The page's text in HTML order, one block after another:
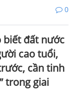
0
biết đất nước
cao tuổi,
cần tinh
trong giai